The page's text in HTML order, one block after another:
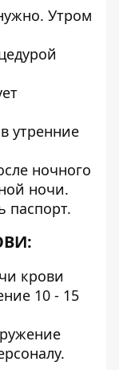
Утром
утренние
ночного
ночи.
паспорт.
:
крови
10 - 15